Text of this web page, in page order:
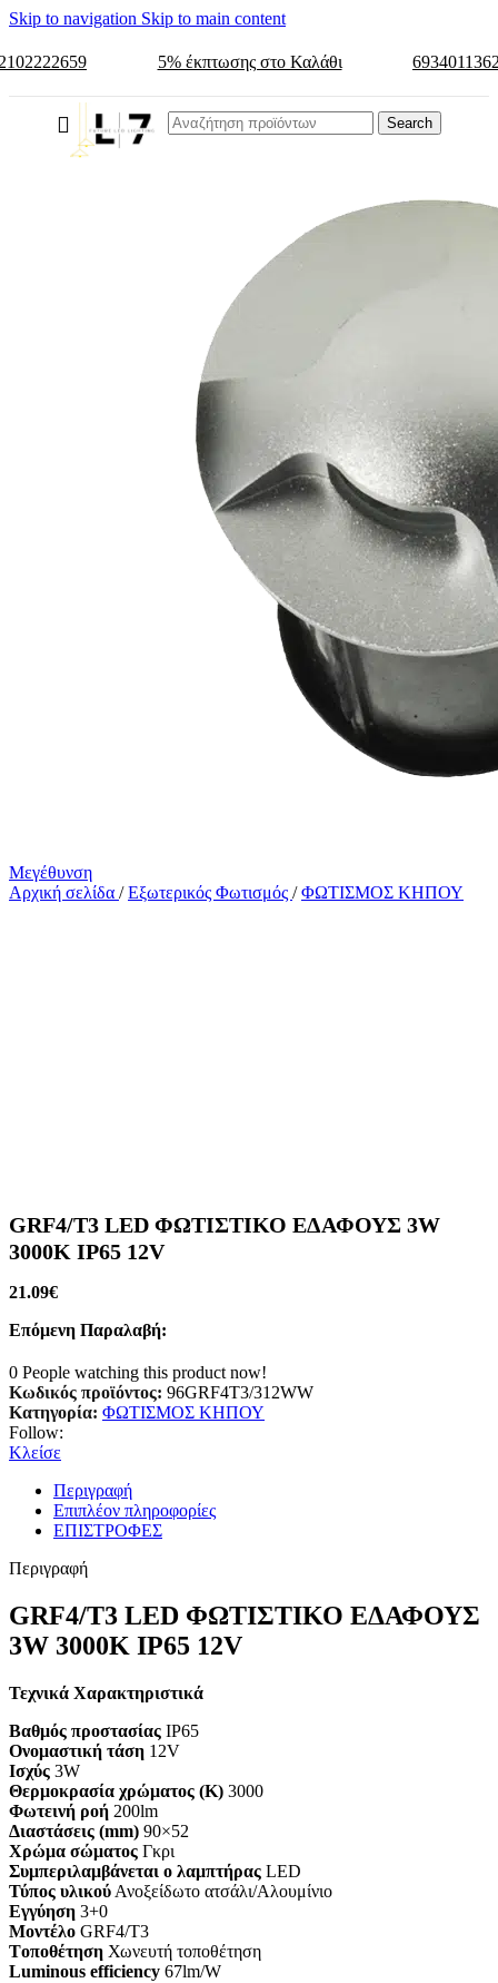
Skip to navigation Skip to main content
5% έκπτωσης στο Καλάθι
Search
Μεγέθυνση
Αρχική σελίδα / Εξωτερικός Φωτισμός / ΦΩΤΙΣΜΟΣ ΚΗΠΟΥ
GRF4/Т3 LED ΦΩΤΙΣΤΙΚΟ ΕΔΑΦΟΥΣ 3W
3000K IP65 12V
21.09€
Επόμενη Παραλαβή:
0 People watching this product now!
Κωδικός προϊόντος: 96GRF4T3/312WW
Κατηγορία: ΦΩΤΙΣΜΟΣ ΚΗΠΟΥ
Follow:
Κλείσε
Περιγραφή
Επιπλέον πληροφορίες
ΕΠΙΣΤΡΟΦΕΣ
Περιγραφή
GRF4/Т3 LED ΦΩΤΙΣΤΙΚΟ ΕΔΑΦΟΥΣ
3W 3000K IP65 12V
Τεχνικά Χαρακτηριστικά
Βαθμός προστασίας IP65
Ονομαστική τάση 12V
Ισχύς 3W
Θερμοκρασία χρώματος (K) 3000
Φωτεινή ροή 200lm
Διαστάσεις (mm) 90×52
Χρώμα σώματος Γκρι
Συμπεριλαμβάνεται ο λαμπτήρας LED
Τύπος υλικού Ανοξείδωτο ατσάλι/Αλουμίνιο
Εγγύηση 3+0
Mοντέλο GRF4/Т3
Tοποθέτηση Χωνευτή τοποθέτηση
Luminous efficiency 67lm/W